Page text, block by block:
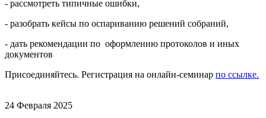
- рассмотреть типичные ошибки,
- разобрать кейсы по оспариванию решений собраний,
- дать рекомендации по оформлению протоколов и иных
документов
Присоединяйтесь. Регистрация на онлайн-семинар по ссылке.
24 Февраля 2025